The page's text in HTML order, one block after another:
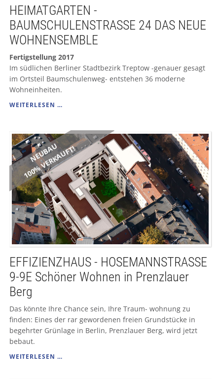
HEIMATGARTEN -
BAUMSCHULENSTRASSE 24 DAS NEUE
WOHNENSEMBLE
Fertigstellung 2017
Im südlichen Berliner Stadtbezirk Treptow -genauer gesagt
im Ortsteil Baumschulenweg- entstehen 36 moderne
Wohneinheiten.
WEITERLESEN …HEIMATGARTEN
24
DAS
NEUE
WOHNENSEMBLE
NEUBAU
100% VERKAUFT!
EFFIZIENZHAUS - HOSEMANNSTRASSE
9-9E Schöner Wohnen in Prenzlauer
Berg
Das könnte Ihre Chance sein, Ihre Traum- wohnung zu
finden: Eines der rar gewordenen freien Grundstücke in
begehrter Grünlage in Berlin, Prenzlauer Berg, wird jetzt
bebaut.
WEITERLESEN …EFFIZIENZHAUS